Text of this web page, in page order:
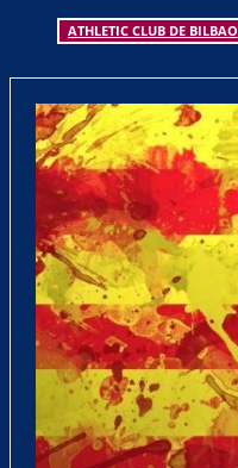
ATHLETIC CLUB DE BILBAO